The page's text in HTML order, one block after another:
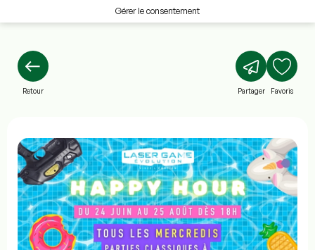
Gérer le consentement
Retour Partager Favoris